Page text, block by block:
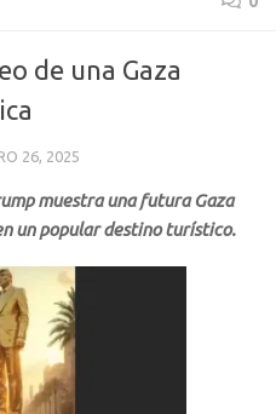
de una Gaza
26, 2025
muestra una futura Gaza
un popular destino turístico.